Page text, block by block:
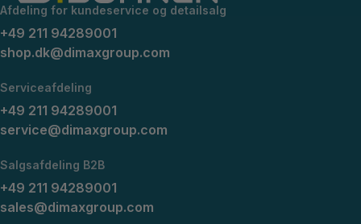
Afdeling for kundeservice og detailsalg
+49 211 94289001
shop.dk@dimaxgroup.com
Serviceafdeling
+49 211 94289001
service@dimaxgroup.com
Salgsafdeling B2B
+49 211 94289001
sales@dimaxgroup.com